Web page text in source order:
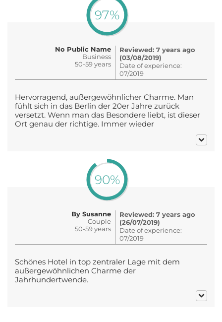
97%
No Public Name
Business
50-59 years
Reviewed: 7 years ago
(03/08/2019)
Date of experience:
07/2019
Hervorragend, außergewöhnlicher Charme. Man
fühlt sich in das Berlin der 20er Jahre zurück
versetzt. Wenn man das Besondere liebt, ist dieser
Ort genau der richtige. Immer wieder
90%
By Susanne
Couple
50-59 years
Reviewed: 7 years ago
(26/07/2019)
Date of experience:
07/2019
Schönes Hotel in top zentraler Lage mit dem
außergewöhnlichen Charme der
Jahrhundertwende.